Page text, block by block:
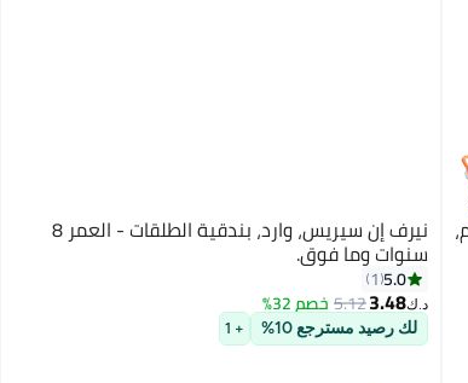
سهم، نيرف إن سيريس، وارد، بندقية الطلقات - العمر 8
سنوات وما فوق.
5.0
1
د.ك‏3.48
5.12خصم 32%
لك رصيد مسترجع 10% + 1